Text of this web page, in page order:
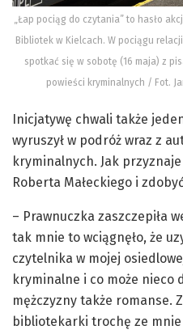
„Łap pociąg do czytania” to hasło
Bibliotek w Kielcach. W pociągu
spotkać się w sobotę (16 maja) z
powieści kryminalnych / Fot.
Inicjatywę chwali także
wyruszył w podróż wraz z
kryminalnych. Jak
Roberta Małeckiego i
– Prawnuczka zaszczepiła
tak mnie to wciągnęło, że
czytelnika w mojej
kryminalne i co może nieco
mężczyzny także romanse.
bibliotekarki trochę ze